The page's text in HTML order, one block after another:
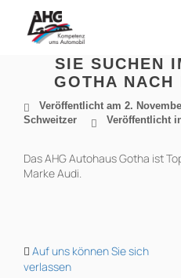
springen
SIE SUCHEN
GOTHA NACH
Veröffentlicht am 2.
Schweitzer
Veröffentlicht
Das AHG Autohaus Gotha ist
Marke Audi.
BEITRAGS-
NAVIGATION
Auf uns können Sie sich
verlassen